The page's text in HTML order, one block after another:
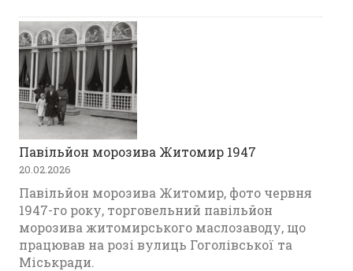
Павільйон морозива Житомир 1947
20.02.2026
Павільйон морозива Житомир, фото червня
1947-го року, торговельний павільйон
морозива житомирського маслозаводу, що
працював на розі вулиць Гоголівської та
Міськради.